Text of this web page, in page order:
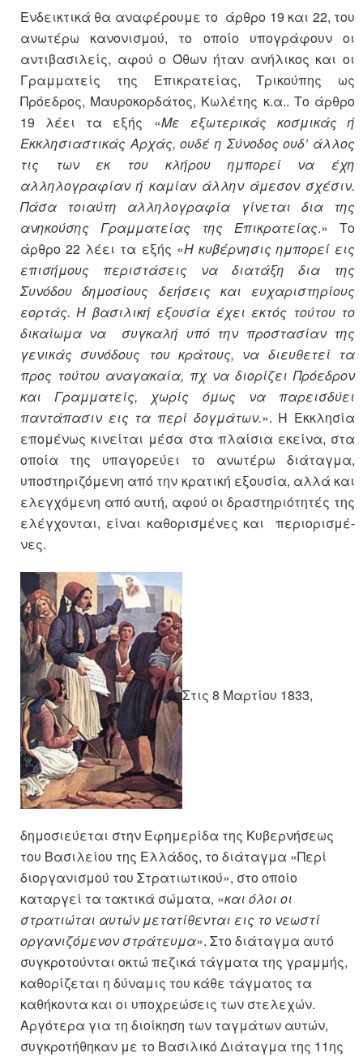
Ενδεικτικά θα αναφέρουμε το άρθρο 19 και 22, του
ανωτέρω κανονισμού, το οποίο υπογράφουν οι
αντιβασιλείς, αφού ο Όθων ήταν ανήλικος και οι
Γραμματείς της Επικρατείας, Τρικούπης ως
Πρόεδρος, Μαυροκορδάτος, Κωλέτης κ.α.. Το άρθρο
19 λέει τα εξής «Με εξωτερικάς κοσμικάς ή
Εκκλησιαστικάς Αρχάς, ουδέ η Σύνοδος ουδ’ άλλος
τις των εκ του κλήρου ημπορεί να έχη
αλληλογραφίαν ή καμίαν άλλην άμεσον σχέσιν.
Πάσα τοιαύτη αλληλογραφία γίνεται δια της
ανηκούσης Γραμματείας της Επικρατείας.» Το
άρθρο 22 λέει τα εξής «Η κυβέρνησις ημπορεί εις
επισήμους περιστάσεις να διατάξη δια της
Συνόδου δημοσίους δεήσεις και ευχαριστηρίους
εορτάς. Η βασιλική εξουσία έχει εκτός τούτου το
δικαίωμα να συγκαλή υπό την προστασίαν της
γενικάς συνόδους του κράτους, να διευθετεί τα
προς τούτου αναγακαία, πχ να διορίζει Πρόεδρον
και Γραμματείς, χωρίς όμως να παρεισδύει
παντάπασιν εις τα περί δογμάτων.». Η Εκκλησία
επομένως κινείται μέσα στα πλαίσια εκείνα, στα
οποία της υπαγορεύει το ανωτέρω διάταγμα,
υποστηριζόμενη από την κρατική εξουσία, αλλά και
ελεγχόμενη από αυτή, αφού οι δραστηριότητές της
ελέγχονται, είναι καθορισμένες και περιορισμέ-
νες.
Στις 8 Μαρτίου 1833,
δημοσιεύεται στην Εφημερίδα της Κυβερνήσεως
του Βασιλείου της Ελλάδος, το διάταγμα «Περί
διοργανισμού του Στρατιωτικού», στο οποίο
καταργεί τα τακτικά σώματα, «και όλοι οι
στρατιώται αυτών μετατίθενται εις το νεωστί
οργανιζόμενον στράτευμα». Στο διάταγμα αυτό
συγκροτούνται οκτώ πεζικά τάγματα της γραμμής,
καθορίζεται η δύναμις του κάθε τάγματος τα
καθήκοντα και οι υποχρεώσεις των στελεχών.
Αργότερα για τη διοίκηση των ταγμάτων αυτών,
συγκροτήθηκαν με το Βασιλικό Διάταγμα της 11ης